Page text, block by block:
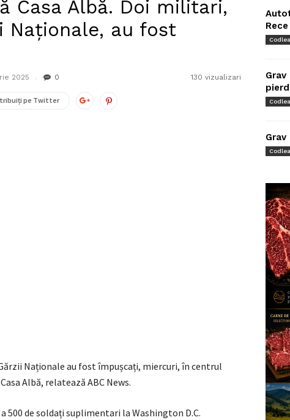
Casa Albă. Doi militari,
Naționale, au fost
2025 0 130 vizualizari
pe Twitter
Naționale au fost împușcați, miercuri, în centrul
Albă, relatează ABC News.
de soldați suplimentari la Washington D.C.
Rece
Codlea
Codlea
Codlea